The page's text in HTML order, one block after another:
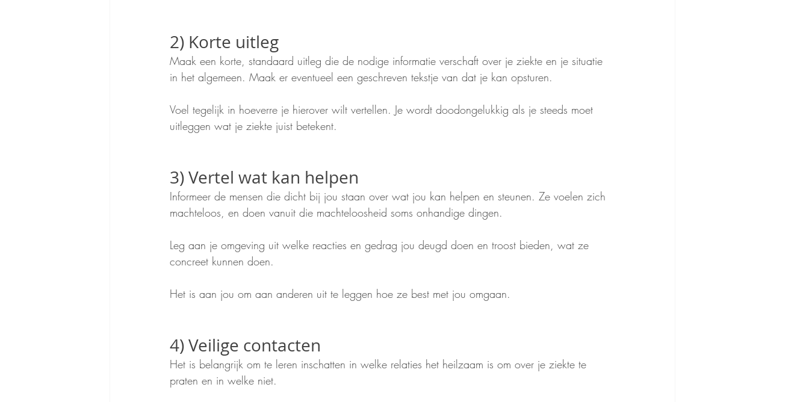
2) Korte uitleg
Maak een korte, standaard uitleg die de nodige informatie verschaft over je ziekte en je situatie
in het algemeen. Maak er eventueel een geschreven tekstje van dat je kan opsturen.
Voel tegelijk in hoeverre je hierover wilt vertellen. Je wordt doodongelukkig als je steeds moet
uitleggen wat je ziekte juist betekent.
3) Vertel wat kan helpen
Informeer de mensen die dicht bij jou staan over wat jou kan helpen en steunen. Ze voelen zich
machteloos, en doen vanuit die machteloosheid soms onhandige dingen.
Leg aan je omgeving uit welke reacties en gedrag jou deugd doen en troost bieden, wat ze
concreet kunnen doen.
Het is aan jou om aan anderen uit te leggen hoe ze best met jou omgaan.
4) Veilige contacten
Het is belangrijk om te leren inschatten in welke relaties het heilzaam is om over je ziekte te
praten en in welke niet.